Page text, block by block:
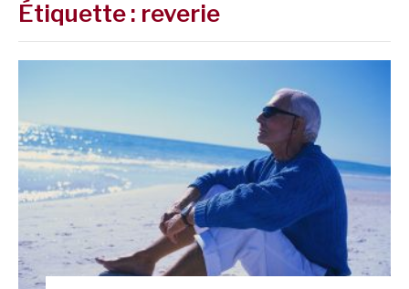
Étiquette : reverie